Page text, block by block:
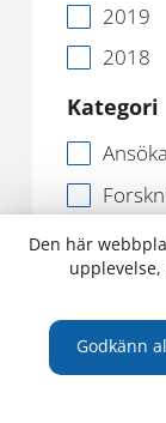
2019
2018
Kategori
Ledig
Nyhet
Den här
Godkänn